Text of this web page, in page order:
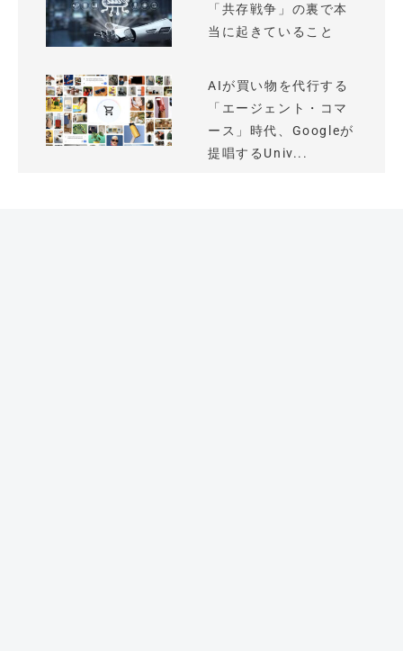
「共存戦争」の裏で本
当に起きていること
AIが買い物を代行する
「エージェント・コマ
ース」時代、Googleが
提唱するUniv...